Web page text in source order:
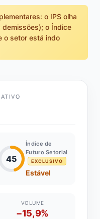
o IPS olha
o Índice
o setor está indo
45
Índice de
Futuro Setorial
EXCLUSIVO
Estável
VOLUME
−15,9%